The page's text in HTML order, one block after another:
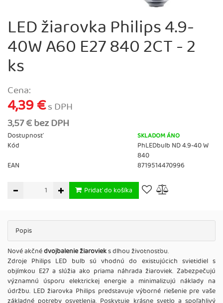
LED žiarovka Philips 4.9-
40W A60 E27 840 2CT - 2
ks
Cena:
4,39 €s DPH
3,57 € bez DPH
Dostupnosť SKLADOM ÁNO
Kód
PhLEDbulb ND 4.9-40 W
840
EAN
8719514470996
Pridať do košíka
Popis
Nové akčnédvojbalenie žiarovieks dlhou životnosťou.
Zdroje Philips LED bulb sú vhodnú do existujúcich svietidiel s
objímkou E27 a slúžia ako priama náhrada žiaroviek. Zabezpečujú
významnú úsporu elektrickej energie a minimalizujú náklady na
údržbu. LED žiarovka Philips predstavuje výborné riešenie pre vaše